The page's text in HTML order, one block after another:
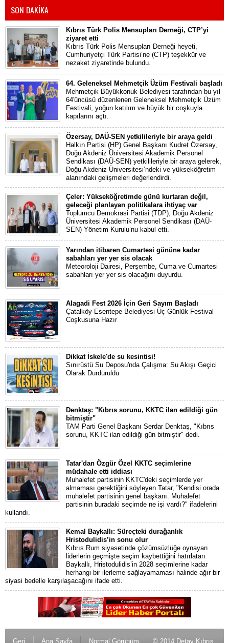
SON DAKİKA
Kıbrıs Türk Polis Mensupları Derneği, CTP’yi
ziyaret etti
Kıbrıs Türk Polis Mensupları Derneği heyeti,
Cumhuriyetçi Türk Partisi’ne (CTP) teşekkür ve
nezaket ziyaretinde bulundu.
64. Geleneksel Mehmetçik Üzüm Festivali başladı
Mehmetçik Büyükkonuk Belediyesi tarafından bu yıl
64'üncüsü düzenlenen Geleneksel Mehmetçik Üzüm
Festivali, yoğun katılım ve büyük bir coşkuyla
kapılarını açtı.
Özersay, DAÜ-SEN yetkilileriyle bir araya geldi
Halkın Partisi (HP) Genel Başkanı Kudret Özersay,
Doğu Akdeniz Üniversitesi Akademik Personel
Sendikası (DAÜ-SEN) yetkilileriyle bir araya gelerek,
Doğu Akdeniz Üniversitesi’ndeki ve yükseköğretim
alanındaki gelişmeleri değerlendirdi.
Çeler: Yükseköğretimde günü kurtaran değil,
geleceği planlayan politikalara ihtiyaç var
Toplumcu Demokrasi Partisi (TDP), Doğu Akdeniz
Üniversitesi Akademik Personel Sendikası (DAÜ-
SEN) Yönetim Kurulu’nu kabul etti.
Yarından itibaren Cumartesi gününe kadar
sabahları yer yer sis olacak
Meteoroloji Dairesi, Perşembe, Cuma ve Cumartesi
sabahları yer yer sis olacağını duyurdu.
Alagadi Fest 2026 İçin Geri Sayım Başladı
Çatalköy-Esentepe Belediyesi Üç Günlük Festival
Coşkusuna Hazır
Dikkat İskele'de su kesintisi!
Sınırüstü Su Deposu'nda Çalışma: Su Akışı Geçici
Olarak Durduruldu
Denktaş: "Kıbrıs sorunu, KKTC ilan edildiği gün
bitmiştir"
TAM Parti Genel Başkanı Serdar Denktaş, "Kıbrıs
sorunu, KKTC ilan edildiği gün bitmiştir" dedi.
Tatar'dan Özgür Özel KKTC seçimlerine
müdahale etti iddiası
Muhalefet partisinin KKTC'deki seçimlerde yer
almaması gerektiğini söyleyen Tatar, "Kendisi orada
muhalefet partisinin genel başkanı. Muhalefet
partisinin buradaki seçimde ne işi vardı?" ifadelerini
kullandı.
Kemal Baykallı: Süreçteki durağanlık
Hristodulidis’in sonu olur
Kıbrıs Rum siyasetinde çözümsüzlüğe oynayan
liderlerin geçmişte seçim kaybettiğini hatırlatan
Baykallı, Hristodulidis’in 2028 seçimlerine kadar
herhangi bir ilerleme sağlayamaması halinde ağır bir
siyasi bedelle karşılaşacağını ifade etti.
Geri Ana Sayfa Normal Görünüm © 2014 Detay Kıbrıs